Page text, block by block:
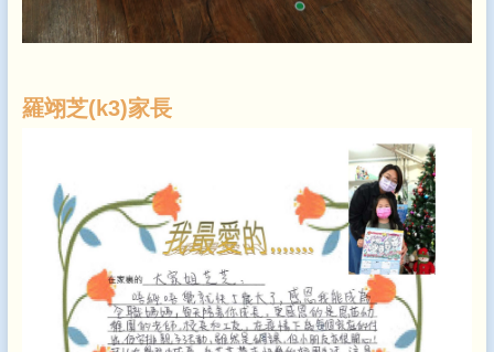
羅翊芝(k3)家長